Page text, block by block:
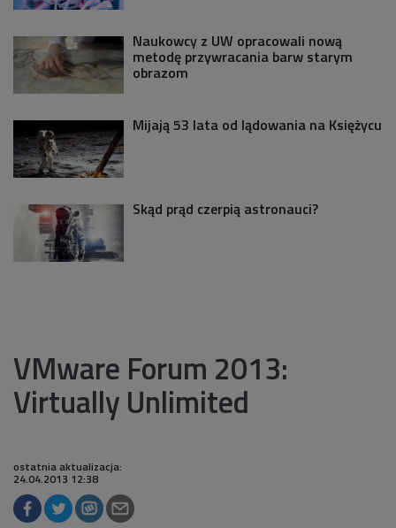
Naukowcy z UW opracowali nową
metodę przywracania barw starym
obrazom
Mijają 53 lata od lądowania na Księżycu
Skąd prąd czerpią astronauci?
VMware Forum 2013:
Virtually Unlimited
ostatnia aktualizacja:
24.04.2013 12:38